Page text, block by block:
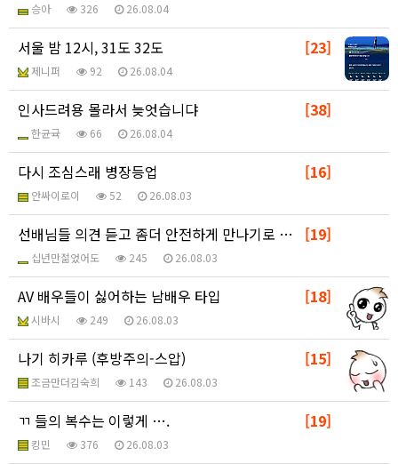
승아 326 26.08.04
[23]
서울 밤 12시, 31도 32도
제니퍼 92 26.08.04
[38]
인사드려용 몰라서 늦엇습니댜
한균귝 66 26.08.04
[16]
다시 조심스래 병장등업
안싸이로이 52 26.08.03
[19]
선배님들 의견 듣고 좀더 안전하게 만나기로 했습니다
십년만젊었어도 245 26.08.03
[18]
AV 배우들이 싫어하는 남배우 타입
시바시 249 26.08.03
[15]
나기 히카루 (후방주의-스압)
조금만더김숙희 143 26.08.03
[19]
ㄲ 들의 복수는 이렇게 ….
킹민 376 26.08.03